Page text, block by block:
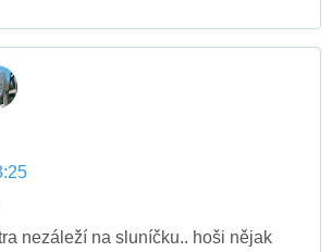
nezáleží na sluníčku.. hoši nějak